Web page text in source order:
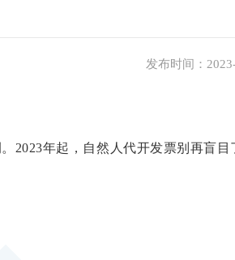
发布时间：
2023年起，自然人代开发票别再盲目